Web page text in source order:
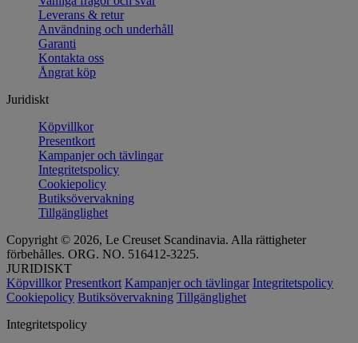
Leverans & retur
Användning och underhåll
Garanti
Kontakta oss
Ångrat köp
Juridiskt
Köpvillkor
Presentkort
Kampanjer och tävlingar
Integritetspolicy
Cookiepolicy
Butiksövervakning
Tillgänglighet
Copyright © 2026, Le Creuset Scandinavia. Alla rättigheter
förbehålles. ORG. NO. 516412-3225.
JURIDISKT
Köpvillkor Presentkort Kampanjer och tävlingar Integritetspolicy
Cookiepolicy Butiksövervakning Tillgänglighet
Integritetspolicy